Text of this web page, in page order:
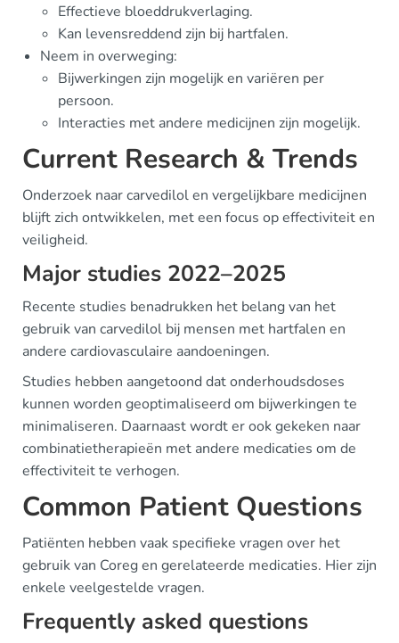
Effectieve bloeddrukverlaging.
Kan levensreddend zijn bij hartfalen.
Neem in overweging:
Bijwerkingen zijn mogelijk en variëren per
persoon.
Interacties met andere medicijnen zijn mogelijk.
Current Research & Trends
Onderzoek naar carvedilol en vergelijkbare medicijnen
blijft zich ontwikkelen, met een focus op effectiviteit en
veiligheid.
Major studies 2022–2025
Recente studies benadrukken het belang van het
gebruik van carvedilol bij mensen met hartfalen en
andere cardiovasculaire aandoeningen.
Studies hebben aangetoond dat onderhoudsdoses
kunnen worden geoptimaliseerd om bijwerkingen te
minimaliseren. Daarnaast wordt er ook gekeken naar
combinatietherapieën met andere medicaties om de
effectiviteit te verhogen.
Common Patient Questions
Patiënten hebben vaak specifieke vragen over het
gebruik van Coreg en gerelateerde medicaties. Hier zijn
enkele veelgestelde vragen.
Frequently asked questions